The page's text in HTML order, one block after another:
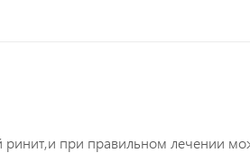
ринит,и при правильном лечении